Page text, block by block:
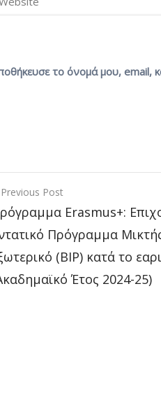
το όνομά μου, email,
Previous Post
Erasmus+:
Πρόγραμμα
(BIP) κατά το
Έτος 2024-25)